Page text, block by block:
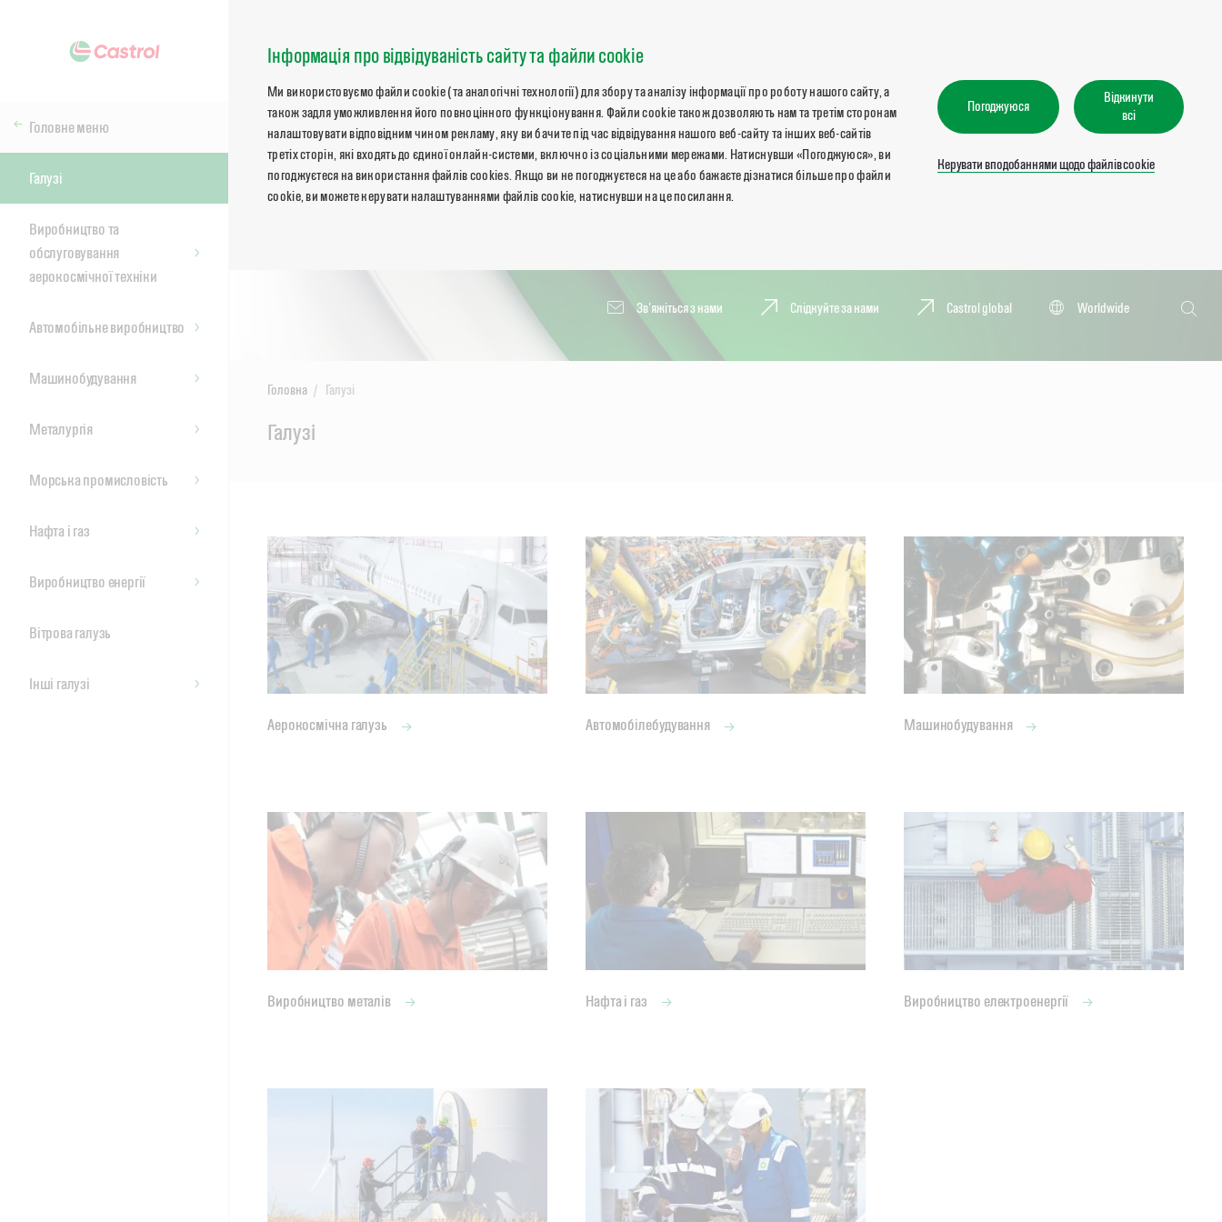
Інформація про відвідуваність сайту та файли cookie
Ми використовуємо файли cookie (та аналогічні технології) для збору та аналізу інформації про роботу нашого сайту, а
також задля уможливлення його повноцінного функціонування. Файли cookie також дозволяють нам та третім сторонам
налаштовувати відповідним чином рекламу, яку ви бачите під час відвідування нашого веб-сайту та інших веб-сайтів
третіх сторін, які входять до єдиної онлайн-системи, включно із соціальними мережами. Натиснувши «Погоджуюся», ви
погоджуєтеся на використання файлів cookies. Якщо ви не погоджуєтеся на це або бажаєте дізнатися більше про файли
cookie, ви можете керувати налаштуваннями файлів cookie, натиснувши на це посилання.
Погоджуюся
Відкинути
всі
Керувати вподобаннями щодо файлів cookie
Зв'яжіться з нами Слідкуйте за нами Castrol global
Worldwide
Пошук
Головне меню
Галузі
Виробництво та
обслуговування
аерокосмічної техніки
Автомобільне виробництво
Машинобудування
Металургія
Морська промисловість
Нафта і газ
Виробництво енергії
Вітрова галузь
Інші галузі
Головна Галузі
Галузі
Аерокосмічна галузь Автомобілебудування Машинобудування
Виробництво металів Нафта і газ Виробництво електроенергії